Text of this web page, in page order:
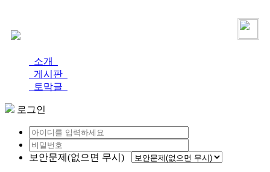
소개
게시판
토막글
로그인
보안문제(없으면 무시)